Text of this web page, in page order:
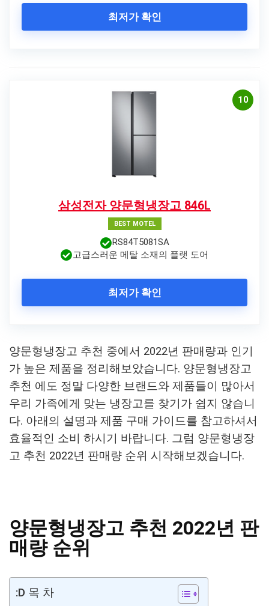
최저가 확인
10
삼성전자 양문형냉장고 846L
BEST MOTEL
RS84T5081SA
고급스러운 메탈 소재의 플랫 도어
최저가 확인
양문형냉장고 추천 중에서 2022년 판매량과 인기
가 높은 제품을 정리해보았습니다. 양문형냉장고
추천 에도 정말 다양한 브랜드와 제품들이 많아서
우리 가족에게 맞는 냉장고를 찾기가 쉽지 않습니
다. 아래의 설명과 제품 구매 가이드를 참고하셔서
효율적인 소비 하시기 바랍니다. 그럼 양문형냉장
고 추천 2022년 판매량 순위 시작해보겠습니다.
양문형냉장고 추천 2022년 판
매량 순위
:D 목 차